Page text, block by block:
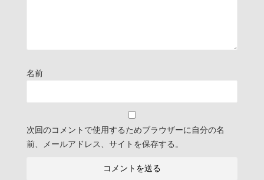
名前
次回のコメントで使用するためブラウザーに自分の名
前、メールアドレス、サイトを保存する。